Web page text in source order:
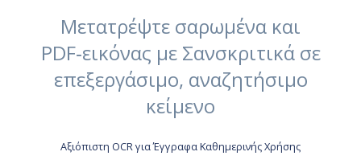
Μετατρέψτε σαρωμένα και
PDF‑εικόνας με Σανσκριτικά σε
επεξεργάσιμο, αναζητήσιμο
κείμενο
Αξιόπιστη OCR για Έγγραφα Καθημερινής Χρήσης